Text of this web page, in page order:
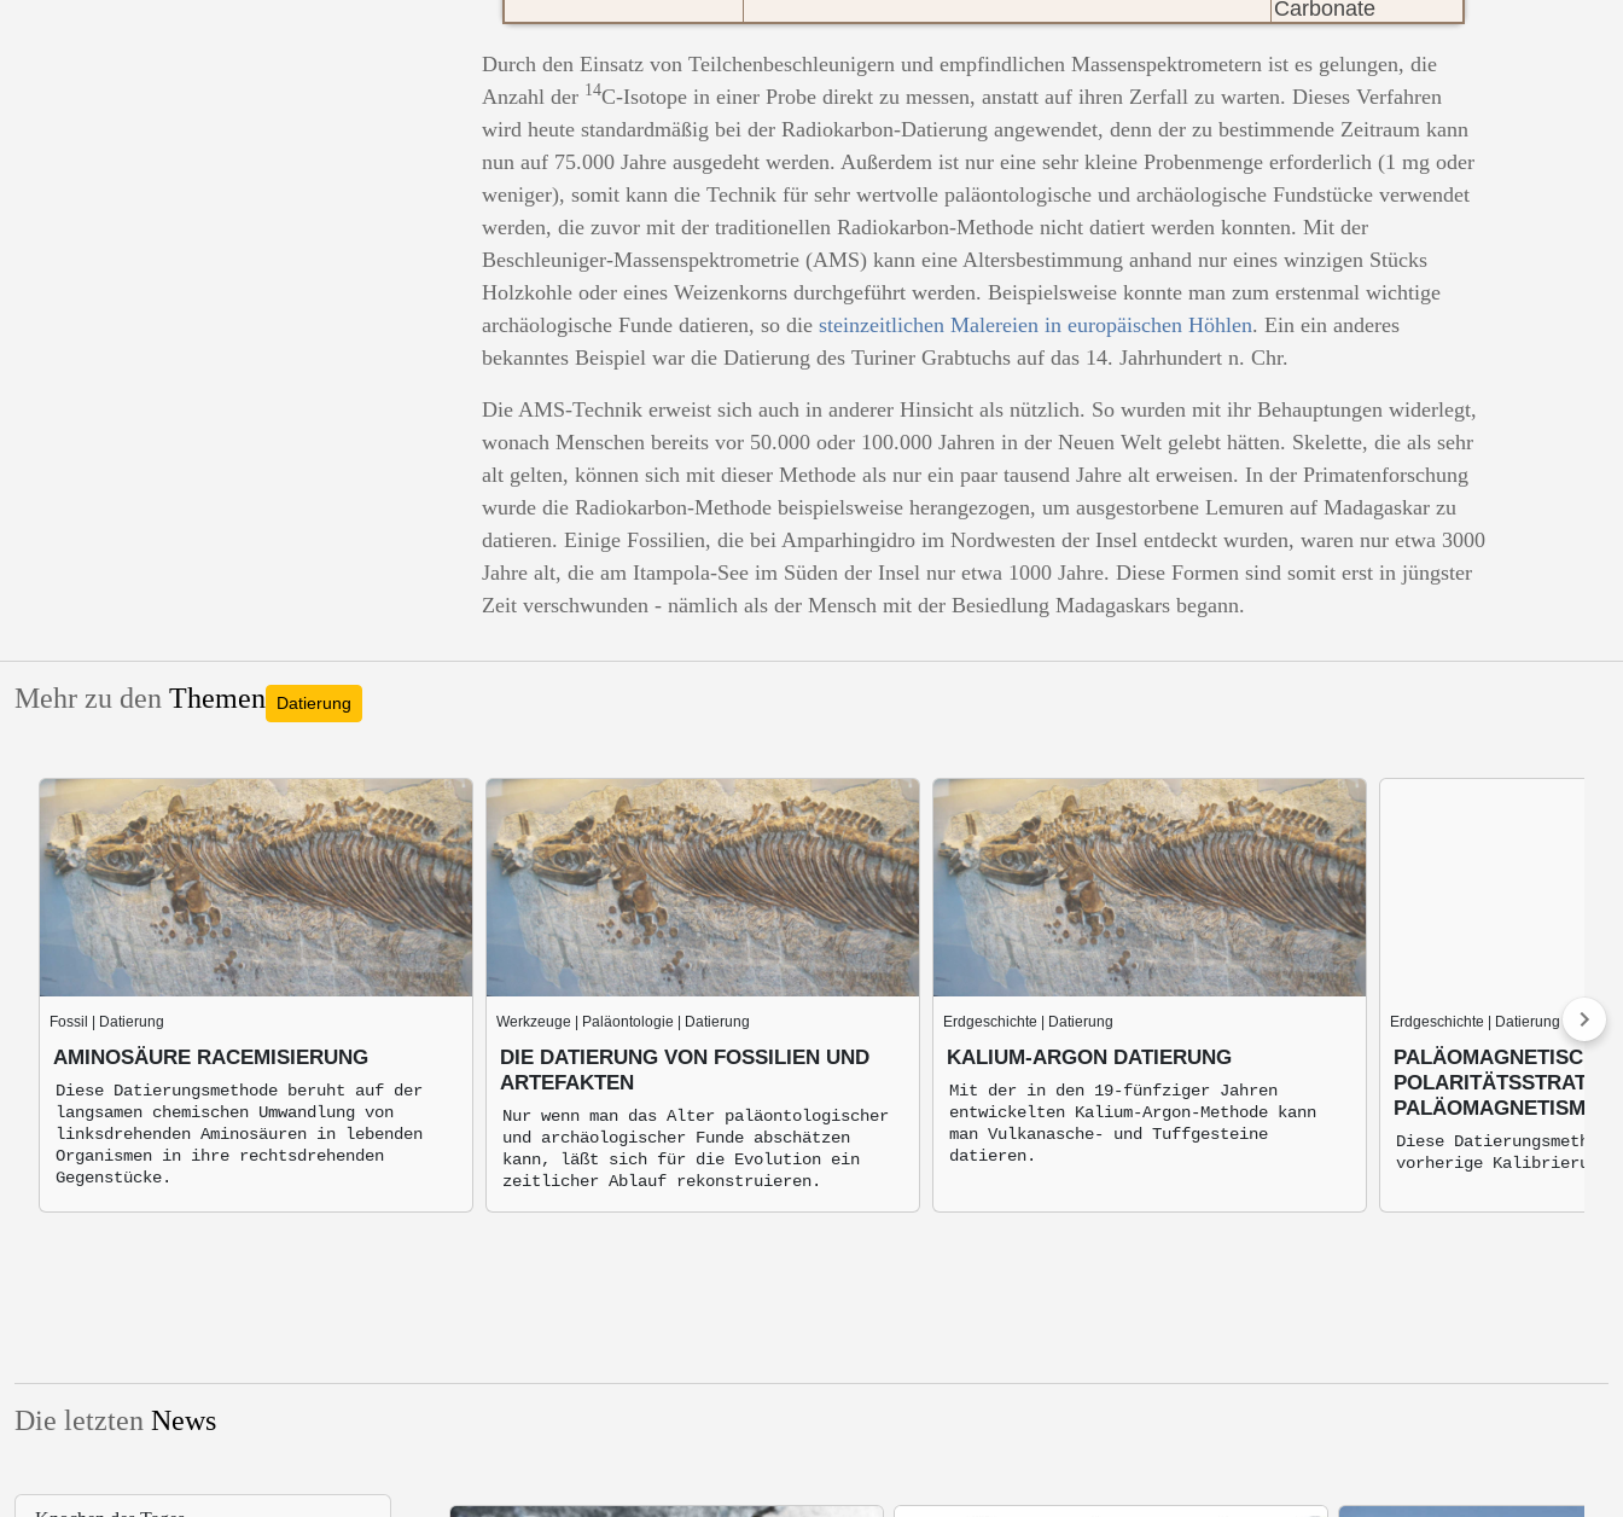
Carbonate
Durch den Einsatz von Teilchenbeschleunigern und empfindlichen Massenspektrometern ist es gelungen, die
Anzahl der 14C-Isotope in einer Probe direkt zu messen, anstatt auf ihren Zerfall zu warten. Dieses Verfahren
wird heute standardmäßig bei der Radiokarbon-Datierung angewendet, denn der zu bestimmende Zeitraum kann
nun auf 75.000 Jahre ausgedeht werden. Außerdem ist nur eine sehr kleine Probenmenge erforderlich (1 mg oder
weniger), somit kann die Technik für sehr wertvolle paläontologische und archäologische Fundstücke verwendet
werden, die zuvor mit der traditionellen Radiokarbon-Methode nicht datiert werden konnten. Mit der
Beschleuniger-Massenspektrometrie (AMS) kann eine Altersbestimmung anhand nur eines winzigen Stücks
Holzkohle oder eines Weizenkorns durchgeführt werden. Beispielsweise konnte man zum erstenmal wichtige
archäologische Funde datieren, so die steinzeitlichen Malereien in europäischen Höhlen. Ein ein anderes
bekanntes Beispiel war die Datierung des Turiner Grabtuchs auf das 14. Jahrhundert n. Chr.
Die AMS-Technik erweist sich auch in anderer Hinsicht als nützlich. So wurden mit ihr Behauptungen widerlegt,
wonach Menschen bereits vor 50.000 oder 100.000 Jahren in der Neuen Welt gelebt hätten. Skelette, die als sehr
alt gelten, können sich mit dieser Methode als nur ein paar tausend Jahre alt erweisen. In der Primatenforschung
wurde die Radiokarbon-Methode beispielsweise herangezogen, um ausgestorbene Lemuren auf Madagaskar zu
datieren. Einige Fossilien, die bei Amparhingidro im Nordwesten der Insel entdeckt wurden, waren nur etwa 3000
Jahre alt, die am Itampola-See im Süden der Insel nur etwa 1000 Jahre. Diese Formen sind somit erst in jüngster
Zeit verschwunden - nämlich als der Mensch mit der Besiedlung Madagaskars begann.
Mehr zu den Themen Datierung
Fossil | Datierung
AMINOSÄURE RACEMISIERUNG
Diese Datierungsmethode beruht auf der
langsamen chemischen Umwandlung von
linksdrehenden Aminosäuren in lebenden
Organismen in ihre rechtsdrehenden
Gegenstücke.
Werkzeuge | Paläontologie | Datierung
DIE DATIERUNG VON FOSSILIEN UND
ARTEFAKTEN
Nur wenn man das Alter paläontologischer
und archäologischer Funde abschätzen
kann, läßt sich für die Evolution ein
zeitlicher Ablauf rekonstruieren.
Erdgeschichte | Datierung
KALIUM-ARGON DATIERUNG
Mit der in den 19-fünfziger Jahren
entwickelten Kalium-Argon-Methode kann
man Vulkanasche- und Tuffgesteine
datieren.
Erdgeschichte | Datierung
PALÄOMAGNETISCHE
PALÄOMAGNETISMUS
Diese
vorherige Kalibrierung.
Die letzten News